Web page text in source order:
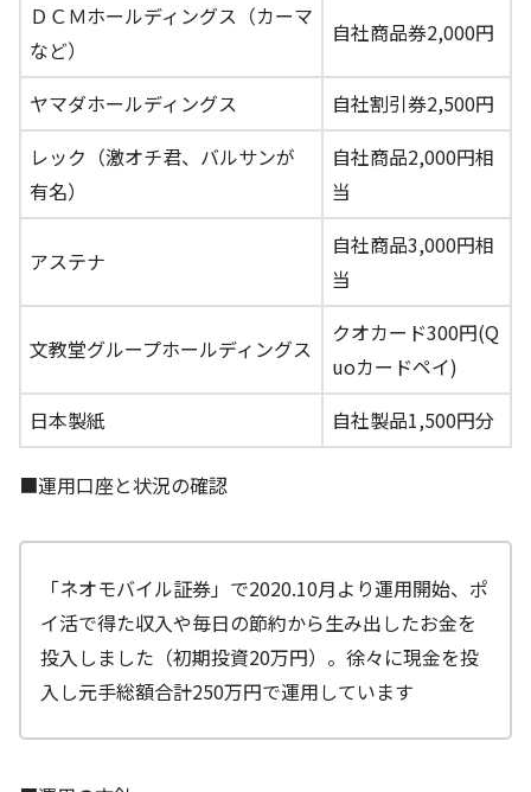
ＤＣＭホールディングス（カーマ
など）
自社商品券2,000円
ヤマダホールディングス
自社割引券2,500円
レック（激オチ君、バルサンが
有名）
自社商品2,000円相
当
アステナ
自社商品3,000円相
当
文教堂グループホールディングス
クオカード300円(Q
uoカードペイ)
日本製紙
自社製品1,500円分
■運用口座と状況の確認
「ネオモバイル証券」で2020.10月より運用開始、ポ
イ活で得た収入や毎日の節約から生み出したお金を
投入しました（初期投資20万円）。徐々に現金を投
入し元手総額合計250万円で運用しています